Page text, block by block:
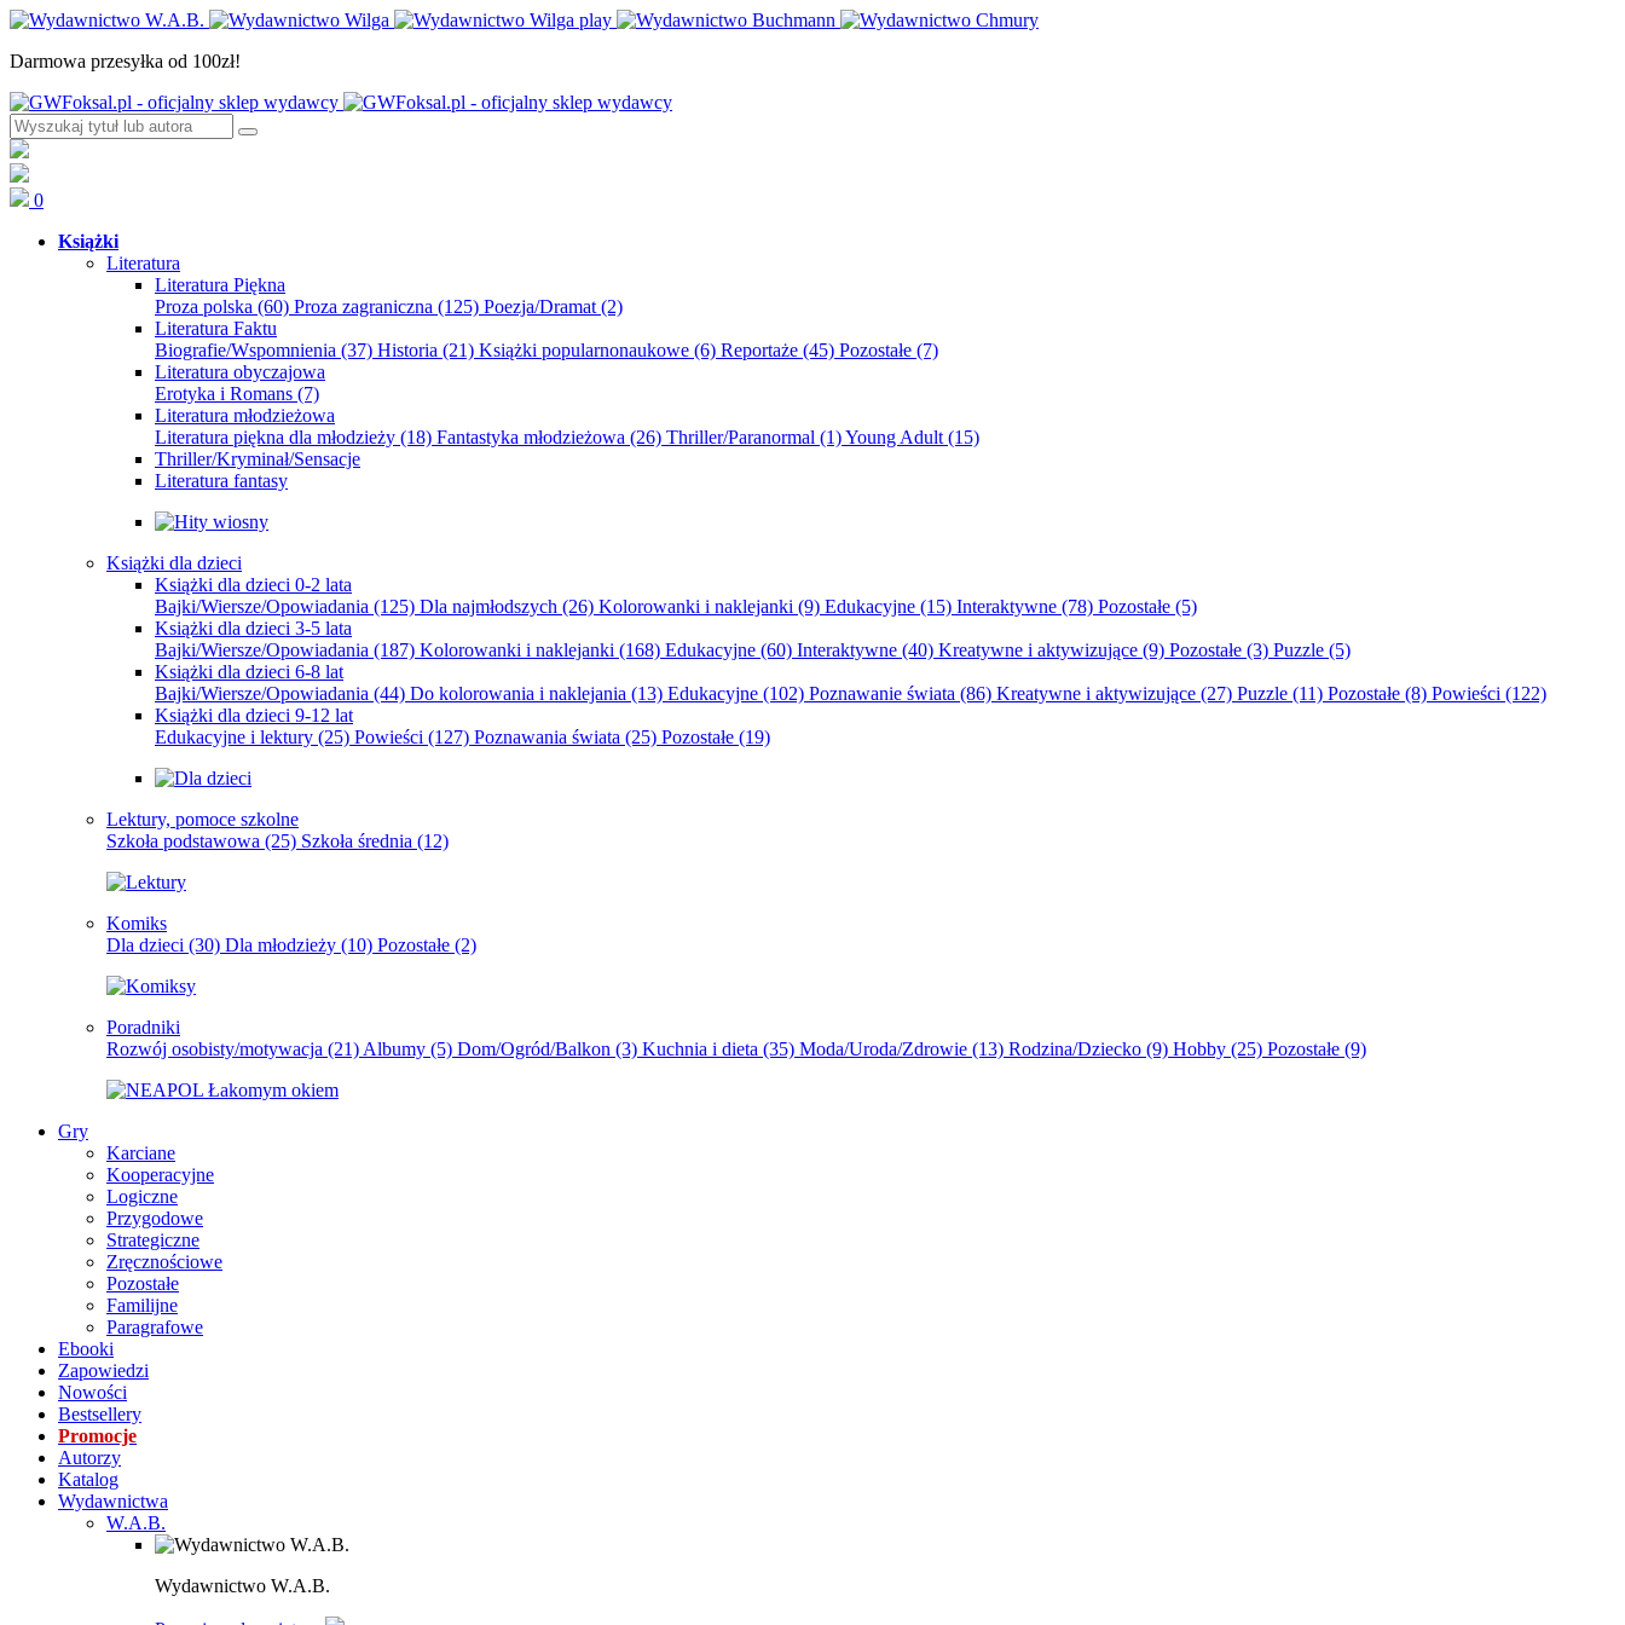
Darmowa przesyłka od 100zł!
0
Książki
Literatura
Literatura Piękna
Proza polska (60) Proza zagraniczna (125) Poezja/Dramat (2)
Literatura Faktu
Biografie/Wspomnienia (37) Historia (21) Książki popularnonaukowe (6) Reportaże (45) Pozostałe (7)
Literatura obyczajowa
Erotyka i Romans (7)
Literatura młodzieżowa
Literatura piękna dla młodzieży (18) Fantastyka młodzieżowa (26) Thriller/Paranormal (1)Young Adult (15)
Thriller/Kryminał/Sensacje
Literatura fantasy
Książki dla dzieci
Książki dla dzieci 0-2 lata
Bajki/Wiersze/Opowiadania (125) Dla najmłodszych (26) Kolorowanki i naklejanki (9) Edukacyjne (15) Interaktywne (78) Pozostałe (5)
Książki dla dzieci 3-5 lata
Bajki/Wiersze/Opowiadania (187) Kolorowanki i naklejanki (168) Edukacyjne (60) Interaktywne (40) Kreatywne i aktywizujące (9) Pozostałe (3) Puzzle (5)
Książki dla dzieci 6-8 lat
Bajki/Wiersze/Opowiadania (44) Do kolorowania i naklejania (13) Edukacyjne (102) Poznawanie świata (86) Kreatywne i aktywizujące (27) Puzzle (11) Pozostałe (8) Powieści (122)
Książki dla dzieci 9-12 lat
Edukacyjne i lektury (25) Powieści (127) Poznawania świata (25) Pozostałe (19)
Lektury, pomoce szkolne
Szkoła podstawowa (25) Szkoła średnia (12)
Komiks
Dla dzieci (30) Dla młodzieży (10) Pozostałe (2)
Poradniki
Rozwój osobisty/motywacja (21) Albumy (5) Dom/Ogród/Balkon (3) Kuchnia i dieta (35) Moda/Uroda/Zdrowie (13) Rodzina/Dziecko (9) Hobby (25) Pozostałe (9)
Gry
Karciane
Kooperacyjne
Logiczne
Przygodowe
Strategiczne
Zręcznościowe
Pozostałe
Familijne
Paragrafowe
Ebooki
Zapowiedzi
Nowości
Bestsellery
Promocje
Autorzy
Katalog
Wydawnictwa
W.A.B.
Wydawnictwo W.A.B.